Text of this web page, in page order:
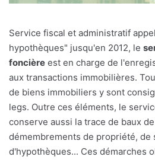
Service fiscal et administratif
hypothèques" jusqu'en 2012, le
foncière est en charge de
aux transactions immobilières.
de biens immobiliers y sont
legs. Outre ces éléments, le
conserve aussi la trace de baux
démembrements de propriété, de
d'hypothèques... Ces démarches